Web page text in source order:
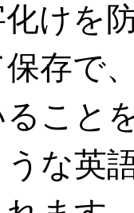
化けを
保存で
ること
うな英